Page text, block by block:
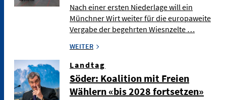
Nach einer ersten Niederlage will ein
Münchner Wirt weiter für die europaweite
Vergabe der begehrten Wiesnzelte …
WEITER
Landtag
Söder: Koalition mit Freien
Wählern «bis 2028 fortsetzen»